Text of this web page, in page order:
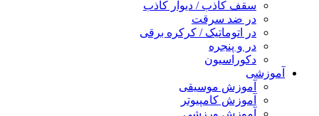
سقف کاذب / دیوار کاذب
در ضد سرقت
در اتوماتیک / کرکره برقی
در و پنجره
دکوراسیون
آموزشی
آموزش موسیقی
آموزش کامپیوتر